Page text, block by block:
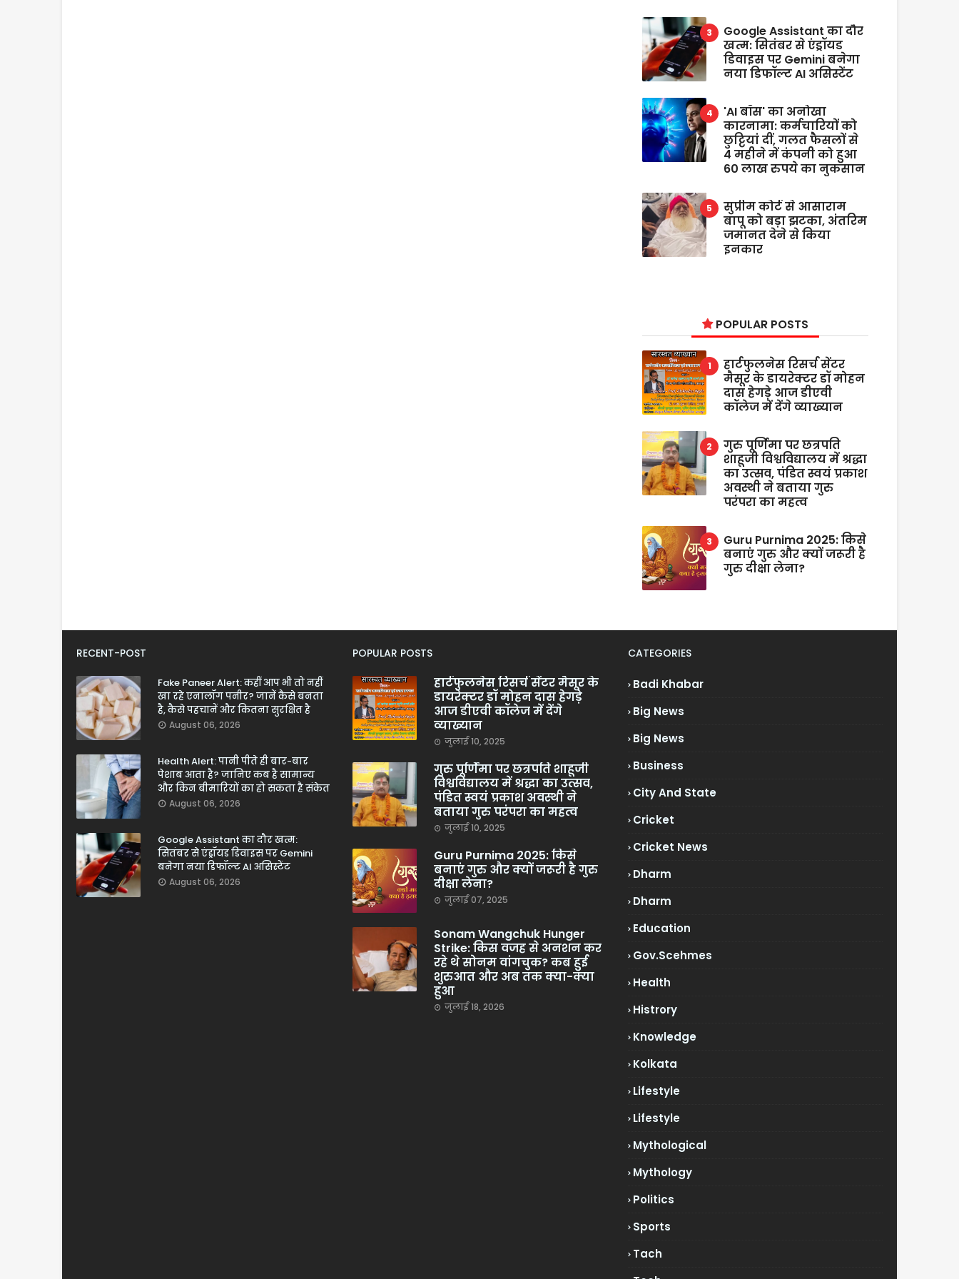
Google Assistant का दौर
खत्म: सितंबर से एंड्रॉयड
डिवाइस पर Gemini बनेगा
नया डिफॉल्ट AI असिस्टेंट
'AI बॉस' का अनोखा
कारनामा: कर्मचारियों को
छुट्टियां दीं, गलत फैसलों से
4 महीने में कंपनी को हुआ
60 लाख रुपये का नुकसान
सुप्रीम कोर्ट से आसाराम
बापू को बड़ा झटका, अंतरिम
जमानत देने से किया
इनकार
POPULAR POSTS
हार्टफुलनेस रिसर्च सेंटर
मैसूर के डायरेक्टर डॉ मोहन
दास हेगड़े आज डीएवी
कॉलेज में देंगे व्याख्यान
गुरु पूर्णिमा पर छत्रपति
शाहूजी विश्वविद्यालय में श्रद्धा
का उत्सव, पंडित स्वयं प्रकाश
अवस्थी ने बताया गुरु
परंपरा का महत्व
Guru Purnima 2025: किसे
बनाएं गुरु और क्यों जरूरी है
गुरु दीक्षा लेना?
RECENT-POST
Fake Paneer Alert: कहीं आप भी तो नहीं
खा रहे एनालॉग पनीर? जानें कैसे बनता
है, कैसे पहचानें और कितना सुरक्षित है
August 06, 2026
Health Alert: पानी पीते ही बार-बार
पेशाब आता है? जानिए कब है सामान्य
और किन बीमारियों का हो सकता है संकेत
August 06, 2026
Google Assistant का दौर खत्म:
सितंबर से एंड्रॉयड डिवाइस पर Gemini
बनेगा नया डिफॉल्ट AI असिस्टेंट
August 06, 2026
POPULAR POSTS
हार्टफुलनेस रिसर्च सेंटर मैसूर के
डायरेक्टर डॉ मोहन दास हेगड़े
आज डीएवी कॉलेज में देंगे
व्याख्यान
जुलाई 10, 2025
गुरु पूर्णिमा पर छत्रपति शाहूजी
विश्वविद्यालय में श्रद्धा का उत्सव,
पंडित स्वयं प्रकाश अवस्थी ने
बताया गुरु परंपरा का महत्व
जुलाई 10, 2025
Guru Purnima 2025: किसे
बनाएं गुरु और क्यों जरूरी है गुरु
दीक्षा लेना?
जुलाई 07, 2025
Sonam Wangchuk Hunger
Strike: किस वजह से अनशन कर
रहे थे सोनम वांगचुक? कब हुई
शुरुआत और अब तक क्या-क्या
हुआ
जुलाई 18, 2026
CATEGORIES
Badi Khabar
Big News
Big News
Business
City And State
Cricket
Cricket News
Dharm
Dharm
Education
Gov.scehmes
Health
Histrory
Knowledge
Kolkata
Lifestyle
Lifestyle
Mythological
Mythology
Politics
Sports
Tach